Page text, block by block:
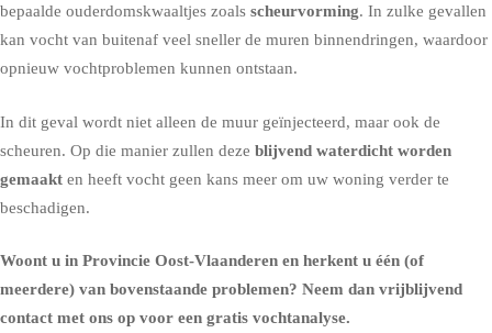
bepaalde ouderdomskwaaltjes zoals scheurvorming. In zulke gevallen
kan vocht van buitenaf veel sneller de muren binnendringen, waardoor
opnieuw vochtproblemen kunnen ontstaan.
In dit geval wordt niet alleen de muur geïnjecteerd, maar ook de
scheuren. Op die manier zullen deze blijvend waterdicht worden
gemaakt en heeft vocht geen kans meer om uw woning verder te
beschadigen.
Woont u in Provincie Oost-Vlaanderen en herkent u één (of
meerdere) van bovenstaande problemen? Neem dan vrijblijvend
contact met ons op voor een gratis vochtanalyse.